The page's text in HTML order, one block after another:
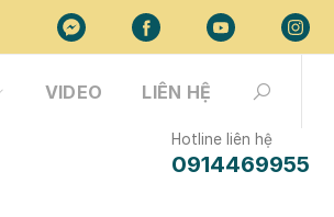
VIDEO LIÊN HỆ
Hotline liên hệ
0914469955